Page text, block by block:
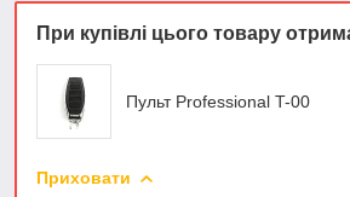
При купівлі цього товару
Пульт Professional T-00
Приховати